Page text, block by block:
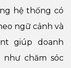
hệ thống có
ngữ cảnh và
giúp doanh
chăm sóc